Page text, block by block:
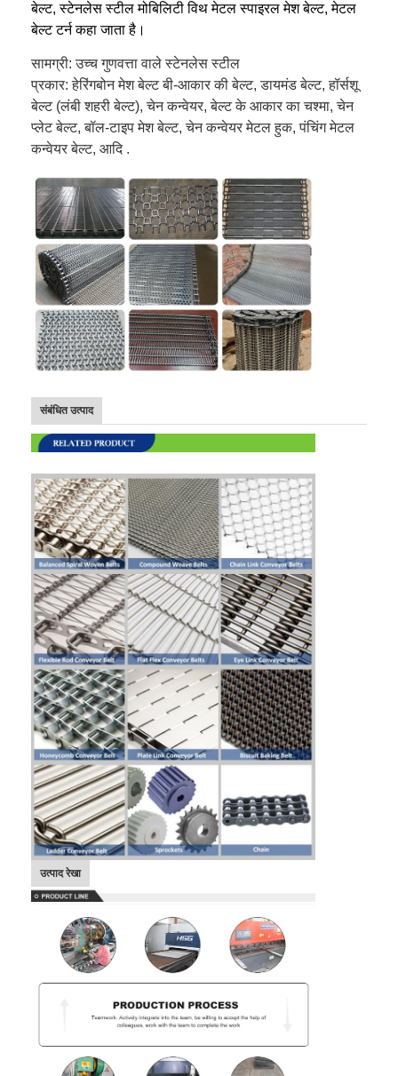
बेल्ट, स्टेनलेस स्टील मोबिलिटी विथ मेटल स्पाइरल मेश बेल्ट, मेटल
बेल्ट टर्न कहा जाता है।
सामग्री: उच्च गुणवत्ता वाले स्टेनलेस स्टील
प्रकार: हेरिंगबोन मेश बेल्ट बी-आकार की बेल्ट, डायमंड बेल्ट, हॉर्सशू
बेल्ट (लंबी शहरी बेल्ट), चेन कन्वेयर, बेल्ट के आकार का चश्मा, चेन
प्लेट बेल्ट, बॉल-टाइप मेश बेल्ट, चेन कन्वेयर मेटल हुक, पंचिंग मेटल
कन्वेयर बेल्ट, आदि .
संबंधित उत्पाद
उत्पाद रेखा